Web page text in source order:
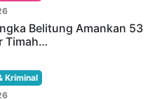
Belitung Amankan 53
Timah…
Kriminal